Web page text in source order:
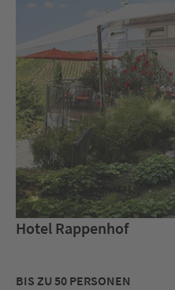
Hotel Rappenhof
BIS ZU 50 PERSONEN